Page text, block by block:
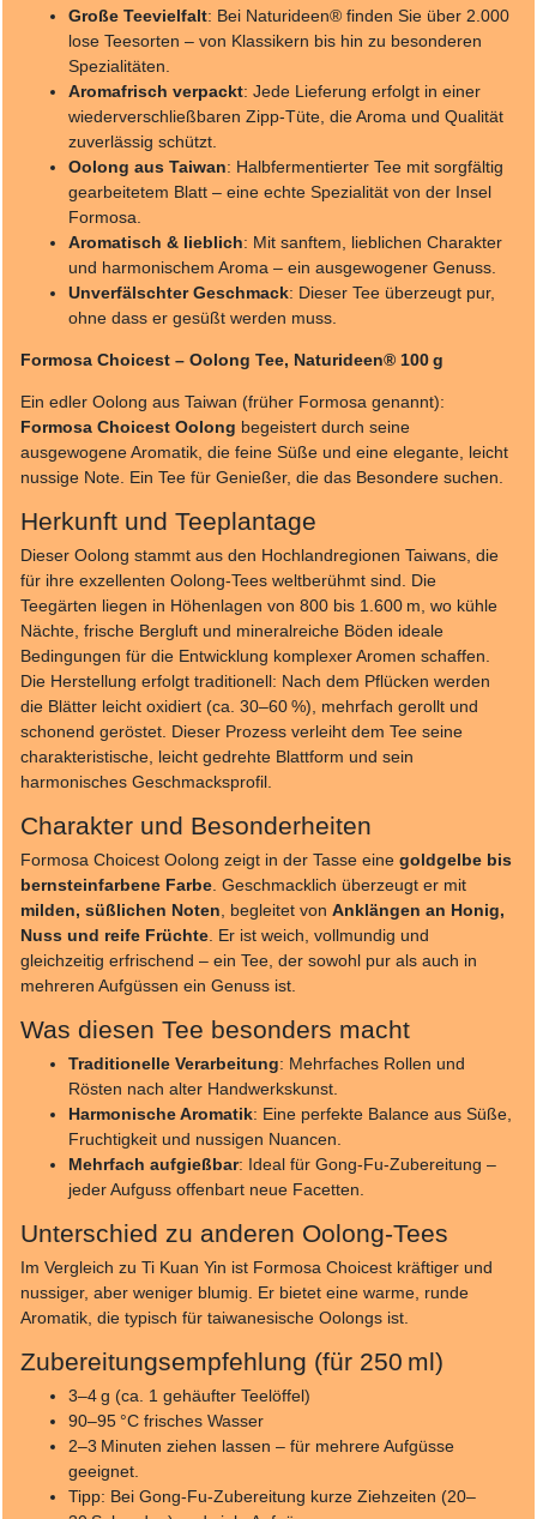
Große Teevielfalt: Bei Naturideen® finden Sie über 2.000
lose Teesorten – von Klassikern bis hin zu besonderen
Spezialitäten.
Aromafrisch verpackt: Jede Lieferung erfolgt in einer
wiederverschließbaren Zipp-Tüte, die Aroma und Qualität
zuverlässig schützt.
Oolong aus Taiwan: Halbfermentierter Tee mit sorgfältig
gearbeitetem Blatt – eine echte Spezialität von der Insel
Formosa.
Aromatisch & lieblich: Mit sanftem, lieblichen Charakter
und harmonischem Aroma – ein ausgewogener Genuss.
Unverfälschter Geschmack: Dieser Tee überzeugt pur,
ohne dass er gesüßt werden muss.
Formosa Choicest – Oolong Tee, Naturideen® 100 g
Ein edler Oolong aus Taiwan (früher Formosa genannt):
Formosa Choicest Oolong begeistert durch seine
ausgewogene Aromatik, die feine Süße und eine elegante, leicht
nussige Note. Ein Tee für Genießer, die das Besondere suchen.
Herkunft und Teeplantage
Dieser Oolong stammt aus den Hochlandregionen Taiwans, die
für ihre exzellenten Oolong-Tees weltberühmt sind. Die
Teegärten liegen in Höhenlagen von 800 bis 1.600 m, wo kühle
Nächte, frische Bergluft und mineralreiche Böden ideale
Bedingungen für die Entwicklung komplexer Aromen schaffen.
Die Herstellung erfolgt traditionell: Nach dem Pflücken werden
die Blätter leicht oxidiert (ca. 30–60 %), mehrfach gerollt und
schonend geröstet. Dieser Prozess verleiht dem Tee seine
charakteristische, leicht gedrehte Blattform und sein
harmonisches Geschmacksprofil.
Charakter und Besonderheiten
Formosa Choicest Oolong zeigt in der Tasse eine goldgelbe bis
bernsteinfarbene Farbe . Geschmacklich überzeugt er mit
milden, süßlichen Noten , begleitet von Anklängen an Honig,
Nuss und reife Früchte . Er ist weich, vollmundig und
gleichzeitig erfrischend – ein Tee, der sowohl pur als auch in
mehreren Aufgüssen ein Genuss ist.
Was diesen Tee besonders macht
Traditionelle Verarbeitung: Mehrfaches Rollen und
Rösten nach alter Handwerkskunst.
Harmonische Aromatik: Eine perfekte Balance aus Süße,
Fruchtigkeit und nussigen Nuancen.
Mehrfach aufgießbar: Ideal für Gong-Fu-Zubereitung –
jeder Aufguss offenbart neue Facetten.
Unterschied zu anderen Oolong-Tees
Im Vergleich zu Ti Kuan Yin ist Formosa Choicest kräftiger und
nussiger, aber weniger blumig. Er bietet eine warme, runde
Aromatik, die typisch für taiwanesische Oolongs ist.
Zubereitungsempfehlung (für 250 ml)
3–4 g (ca. 1 gehäufter Teelöffel)
90–95 °C frisches Wasser
2–3 Minuten ziehen lassen – für mehrere Aufgüsse
geeignet.
Tipp: Bei Gong-Fu-Zubereitung kurze Ziehzeiten (20–